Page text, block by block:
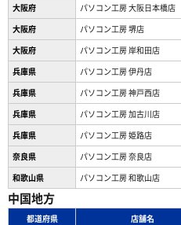
大阪府
パソコン工房 大阪日本橋店
大阪府
パソコン工房 堺店
大阪府
パソコン工房 岸和田店
兵庫県
パソコン工房 伊丹店
兵庫県
パソコン工房 神戸西店
兵庫県
パソコン工房 加古川店
兵庫県
パソコン工房 姫路店
奈良県
パソコン工房 奈良店
和歌山県
パソコン工房 和歌山店
中国地方
都道府県 店舗名